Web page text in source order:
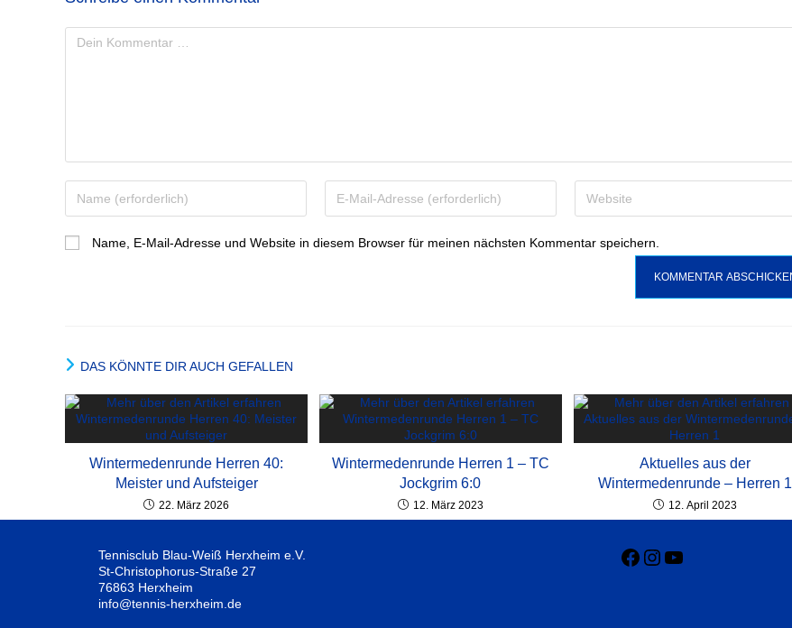
Name, E-Mail-Adresse und Website in diesem Browser für meinen nächsten Kommentar speichern.
DAS KÖNNTE DIR AUCH GEFALLEN
Wintermedenrunde Herren 40:
Meister und Aufsteiger
22. März 2026
Wintermedenrunde Herren 1 – TC
Jockgrim 6:0
12. März 2023
Aktuelles aus der
Wintermedenrunde – Herren 1
12. April 2023
Tennisclub Blau-Weiß Herxheim e.V.
St-Christophorus-Straße 27
76863 Herxheim
info@tennis-herxheim.de